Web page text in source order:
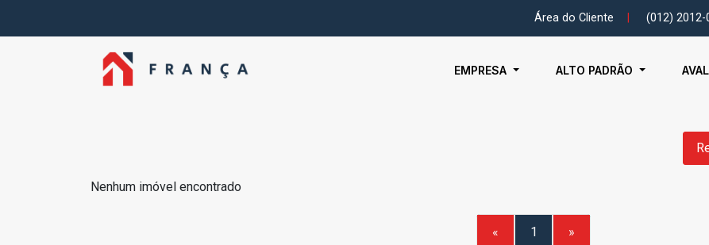
Área do Cliente (012) 2012-
EMPRESA ALTO PADRÃO
Nenhum imóvel encontrado
« 1 »